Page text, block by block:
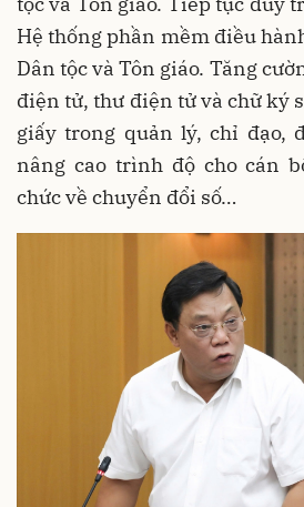
Hệ thống phần mềm điều
Dân tộc và Tôn giáo. Tăng
điện tử, thư điện tử và chữ ký
giấy trong quản lý, chỉ đạo,
nâng cao trình độ cho cán
chức về chuyển đổi số…